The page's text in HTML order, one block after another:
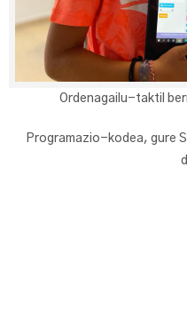
Ordenagailu-taktil
Programazio-kodea, gure